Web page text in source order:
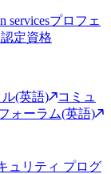
servicesプロフェ
定資格
(英語)
コミュ
ォーラム(英語)
ュリティ プログ